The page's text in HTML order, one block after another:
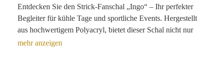
Entdecken Sie den Strick-Fanschal „Ingo“ – Ihr perfekter
Begleiter für kühle Tage und sportliche Events. Hergestellt
aus hochwertigem Polyacryl, bietet dieser Schal nicht nur
Wärme, sondern auch eine individuelle Note durch die